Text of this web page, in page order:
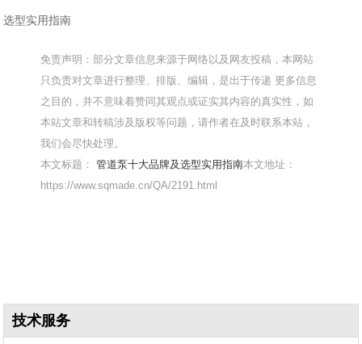
选型实用指南
免责声明：部分文章信息来源于网络以及网友投稿，本网站
只负责对文章进行整理、排版、编辑，是出于传递 更多信息
之目的，并不意味着赞同其观点或证实其内容的真实性，如
本站文章和转稿涉及版权等问题，请作者在及时联系本站，
我们会尽快处理。
本文标题：管道泵十大品牌及选型实用指南本文地址：
https://www.sqmade.cn/QA/2191.html
技术服务